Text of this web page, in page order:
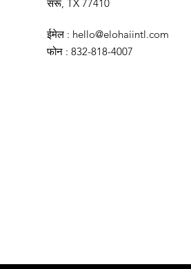
सरू, TX 77410
ईमेल : hello@elohaiintl.com
फोन : 832-818-4007